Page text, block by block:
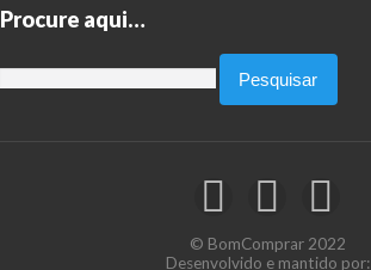
Procure aqui…
Pesquisar
por:
© BomComprar 2022
Desenvolvido e mantido por: